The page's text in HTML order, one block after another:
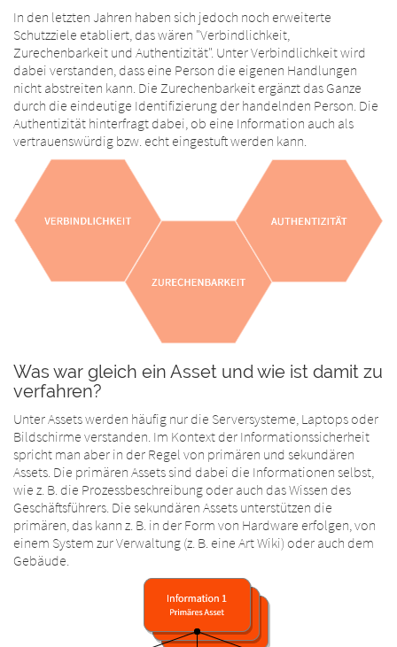
In den letzten Jahren haben sich jedoch noch erweiterte
Schutzziele etabliert, das wären "Verbindlichkeit,
Zurechenbarkeit und Authentizität". Unter Verbindlichkeit wird
dabei verstanden, dass eine Person die eigenen Handlungen
nicht abstreiten kann. Die Zurechenbarkeit ergänzt das Ganze
durch die eindeutige Identifizierung der handelnden Person. Die
Authentizität hinterfragt dabei, ob eine Information auch als
vertrauenswürdig bzw. echt eingestuft werden kann.
Was war gleich ein Asset und wie ist damit zu
verfahren?
Unter Assets werden häufig nur die Serversysteme, Laptops oder
Bildschirme verstanden. Im Kontext der Informationssicherheit
spricht man aber in der Regel von primären und sekundären
Assets. Die primären Assets sind dabei die Informationen selbst,
wie z. B. die Prozessbeschreibung oder auch das Wissen des
Geschäftsführers. Die sekundären Assets unterstützen die
primären, das kann z. B. in der Form von Hardware erfolgen, von
einem System zur Verwaltung (z. B. eine Art Wiki) oder auch dem
Gebäude.